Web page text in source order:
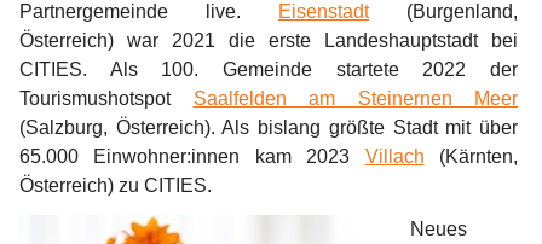
Partnergemeinde live.
Eisenstadt (Burgenland,
Österreich) war 2021 die erste Landeshauptstadt bei
CITIES. Als 100. Gemeinde startete 2022 der
Tourismushotspot Saalfelden am Steinernen Meer
(Salzburg, Österreich). Als bislang größte Stadt mit über
65.000 Einwohner:innen kam 2023 Villach (Kärnten,
Österreich) zu CITIES.
Neues